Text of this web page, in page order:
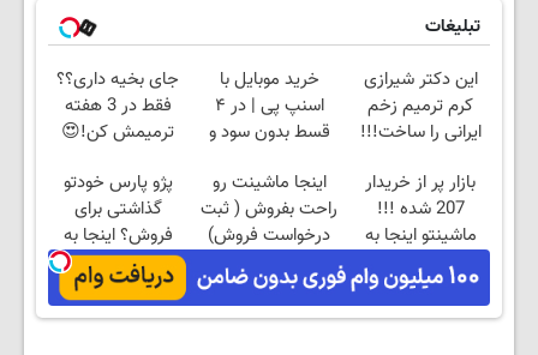
تبلیغات
این دکتر شیرازی
کرم ترمیم زخم
ایرانی را ساخت!!!
خرید موبایل با
اسنپ پی | در ۴
قسط بدون سود و
جای بخیه داری؟؟
فقط در 3 هفته
ترمیمش کن!😍
بازار پر از خریدار
207 شده !!!
ماشینتو اینجا به
راحتی بفروش
اینجا ماشینت رو
راحت بفروش ( ثبت
درخواست فروش)
پژو پارس خودتو
گذاشتی برای
فروش؟ اینجا به
راحتی بفروش